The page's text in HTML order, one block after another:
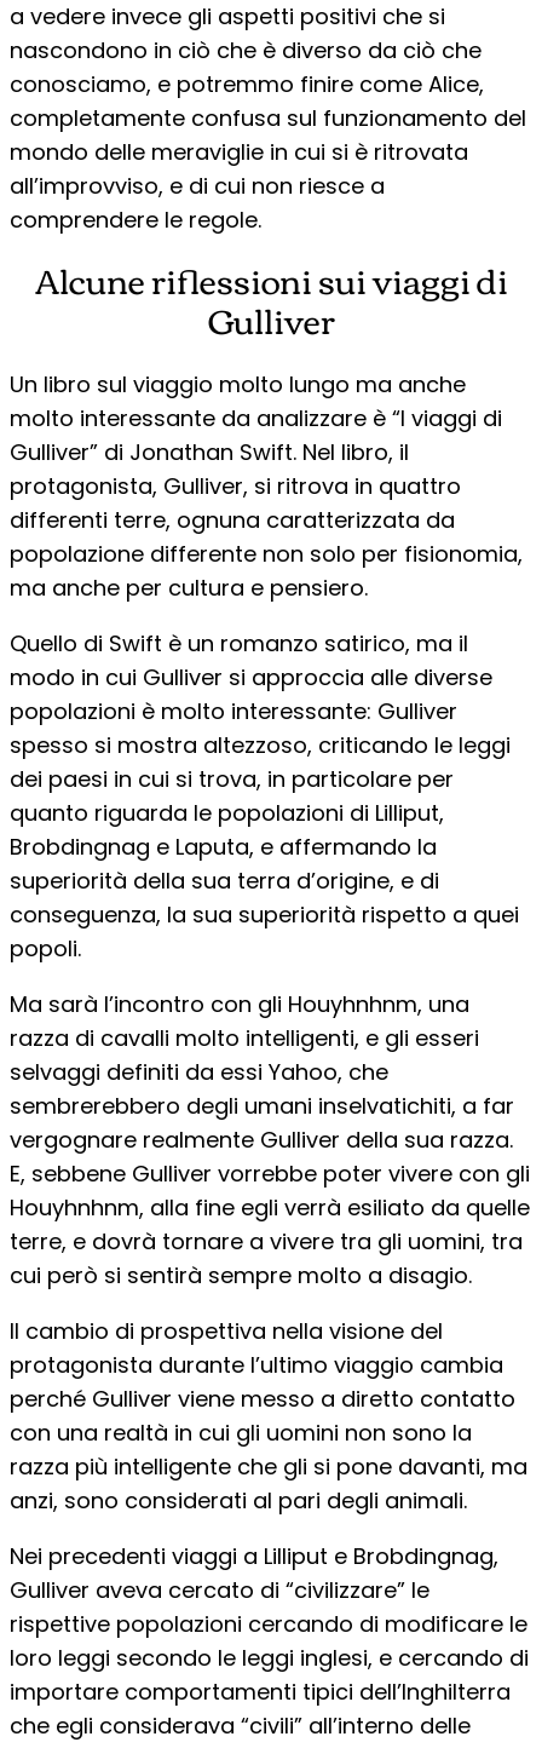
a vedere invece gli aspetti positivi che si
nascondono in ciò che è diverso da ciò che
conosciamo, e potremmo finire come Alice,
completamente confusa sul funzionamento del
mondo delle meraviglie in cui si è ritrovata
all’improvviso, e di cui non riesce a
comprendere le regole.
Alcune riflessioni sui viaggi di
Gulliver
Un libro sul viaggio molto lungo ma anche
molto interessante da analizzare è “I viaggi di
Gulliver” di Jonathan Swift. Nel libro, il
protagonista, Gulliver, si ritrova in quattro
differenti terre, ognuna caratterizzata da
popolazione differente non solo per fisionomia,
ma anche per cultura e pensiero.
Quello di Swift è un romanzo satirico, ma il
modo in cui Gulliver si approccia alle diverse
popolazioni è molto interessante: Gulliver
spesso si mostra altezzoso, criticando le leggi
dei paesi in cui si trova, in particolare per
quanto riguarda le popolazioni di Lilliput,
Brobdingnag e Laputa, e affermando la
superiorità della sua terra d’origine, e di
conseguenza, la sua superiorità rispetto a quei
popoli.
Ma sarà l’incontro con gli Houyhnhnm, una
razza di cavalli molto intelligenti, e gli esseri
selvaggi definiti da essi Yahoo, che
sembrerebbero degli umani inselvatichiti, a far
vergognare realmente Gulliver della sua razza.
E, sebbene Gulliver vorrebbe poter vivere con gli
Houyhnhnm, alla fine egli verrà esiliato da quelle
terre, e dovrà tornare a vivere tra gli uomini, tra
cui però si sentirà sempre molto a disagio.
Il cambio di prospettiva nella visione del
protagonista durante l’ultimo viaggio cambia
perché Gulliver viene messo a diretto contatto
con una realtà in cui gli uomini non sono la
razza più intelligente che gli si pone davanti, ma
anzi, sono considerati al pari degli animali.
Nei precedenti viaggi a Lilliput e Brobdingnag,
Gulliver aveva cercato di “civilizzare” le
rispettive popolazioni cercando di modificare le
loro leggi secondo le leggi inglesi, e cercando di
importare comportamenti tipici dell’Inghilterra
che egli considerava “civili” all’interno delle